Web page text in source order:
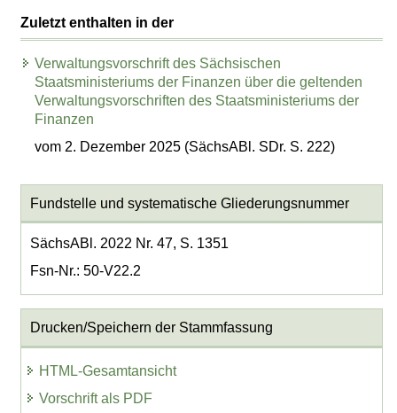
Zuletzt enthalten in der
Verwaltungsvorschrift des Sächsischen
Staatsministeriums der Finanzen über die geltenden
Verwaltungsvorschriften des Staatsministeriums der
Finanzen
vom 2. Dezember 2025 (SächsABl. SDr. S. 222)
Fundstelle und systematische Gliederungsnummer
SächsABl. 2022 Nr. 47, S. 1351
Fsn-Nr.: 50-V22.2
Drucken/Speichern der Stammfassung
HTML-Gesamtansicht
Vorschrift als PDF